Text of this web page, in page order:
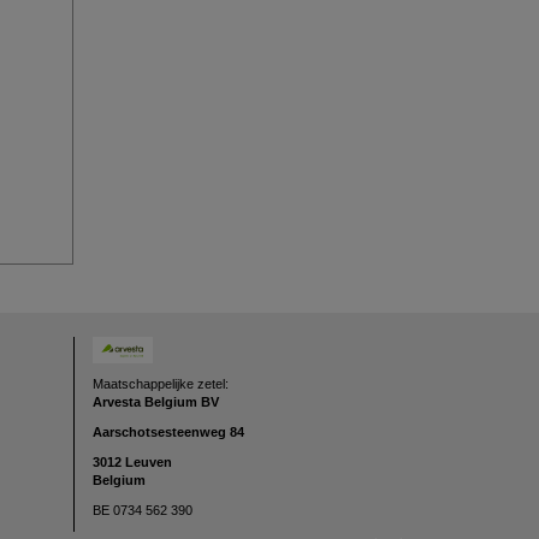
Maatschappelijke zetel:
Arvesta Belgium BV
Aarschotsesteenweg 84
3012 Leuven
Belgium
BE 0734 562 390